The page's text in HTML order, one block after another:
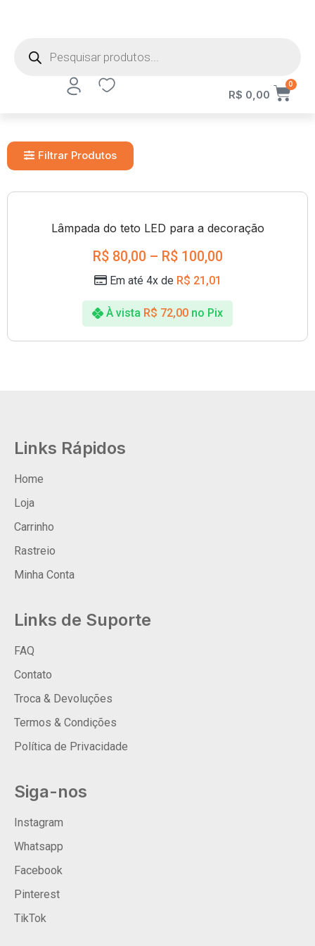
R$ 0,00
0
Filtrar Produtos
Lâmpada do teto LED para a decoração
R$80,00 – R$100,00
Em até 4x de R$ 21,01
À vista R$ 72,00 no Pix
Links Rápidos
Home
Loja
Carrinho
Rastreio
Minha Conta
Links de Suporte
FAQ
Contato
Troca & Devoluções
Termos & Condições
Política de Privacidade
Siga-nos
Instagram
Whatsapp
Facebook
Pinterest
TikTok